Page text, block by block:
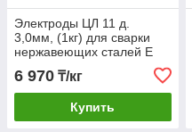
Электроды ЦЛ 11 д.
3,0мм, (1кг) для сварки
нержавеющих сталей E
6 970 ₸/кг
Купить